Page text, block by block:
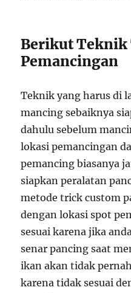
Berikut Teknik
Pemancingan
Teknik yang harus di
mancing sebaiknya
dahulu sebelum
lokasi pemancingan
pemancing biasanya
siapkan peralatan
metode trick custom
dengan lokasi spot
sesuai karena jika
senar pancing saat
ikan akan tidak
karena tidak sesuai